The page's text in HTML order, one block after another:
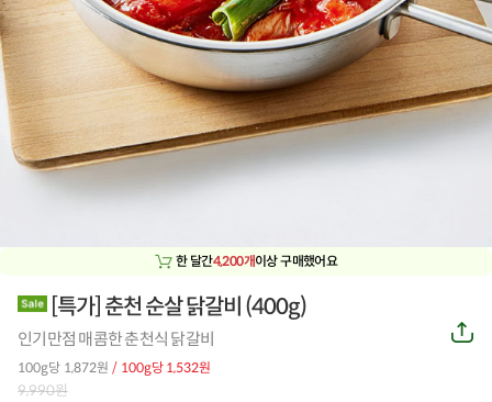
한 달간4,200개이상 구매했어요
[특가] 춘천 순살 닭갈비 (400g)
인기만점 매콤한 춘천식 닭갈비
100g당 1,872원 / 100g당 1,532원
9,990원
공
유